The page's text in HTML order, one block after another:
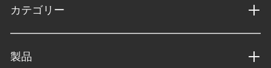
カテゴリー
製品